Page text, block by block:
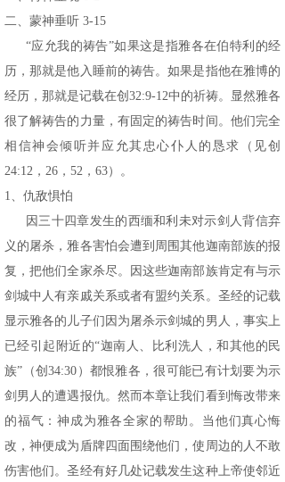
二、蒙神垂听 3-15
“应允我的祷告”如果这是指雅各在伯特利的经
历，那就是他入睡前的祷告。如果是指他在雅博的
经历，那就是记载在创32:9-12中的祈祷。显然雅各
很了解祷告的力量，有固定的祷告时间。他们完全
相信神会倾听并应允其忠心仆人的恳求（见创
24:12，26，52，63）。
1、仇敌惧怕
因三十四章发生的西缅和利未对示剑人背信弃
义的屠杀，雅各害怕会遭到周围其他迦南部族的报
复，把他们全家杀尽。因这些迦南部族肯定有与示
剑城中人有亲戚关系或者有盟约关系。圣经的记载
显示雅各的儿子们因为屠杀示剑城的男人，事实上
已经引起附近的“迦南人、比利洗人，和其他的民
族”（创34:30）都恨雅各，很可能已有计划要为示
剑男人的遭遇报仇。然而本章让我们看到悔改带来
的福气：神成为雅各全家的帮助。当他们真心悔
改，神便成为盾牌四面围绕他们，使周边的人不敢
伤害他们。圣经有好几处记载发生这种上帝使邻近